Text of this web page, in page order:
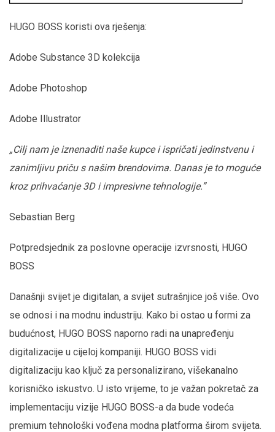
HUGO BOSS koristi ova rješenja:
Adobe Substance 3D kolekcija
Adobe Photoshop
Adobe Illustrator
„Cilj nam je iznenaditi naše kupce i ispričati jedinstvenu i
zanimljivu priču s našim brendovima. Danas je to moguće
kroz prihvaćanje 3D i impresivne tehnologije.”
Sebastian Berg
Potpredsjednik za poslovne operacije izvrsnosti, HUGO
BOSS
Današnji svijet je digitalan, a svijet sutrašnjice još više. Ovo
se odnosi i na modnu industriju. Kako bi ostao u formi za
budućnost, HUGO BOSS naporno radi na unapređenju
digitalizacije u cijeloj kompaniji. HUGO BOSS vidi
digitalizaciju kao ključ za personalizirano, višekanalno
korisničko iskustvo. U isto vrijeme, to je važan pokretač za
implementaciju vizije HUGO BOSS-a da bude vodeća
premium tehnološki vođena modna platforma širom svijeta.